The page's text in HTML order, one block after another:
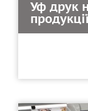
Уф друк